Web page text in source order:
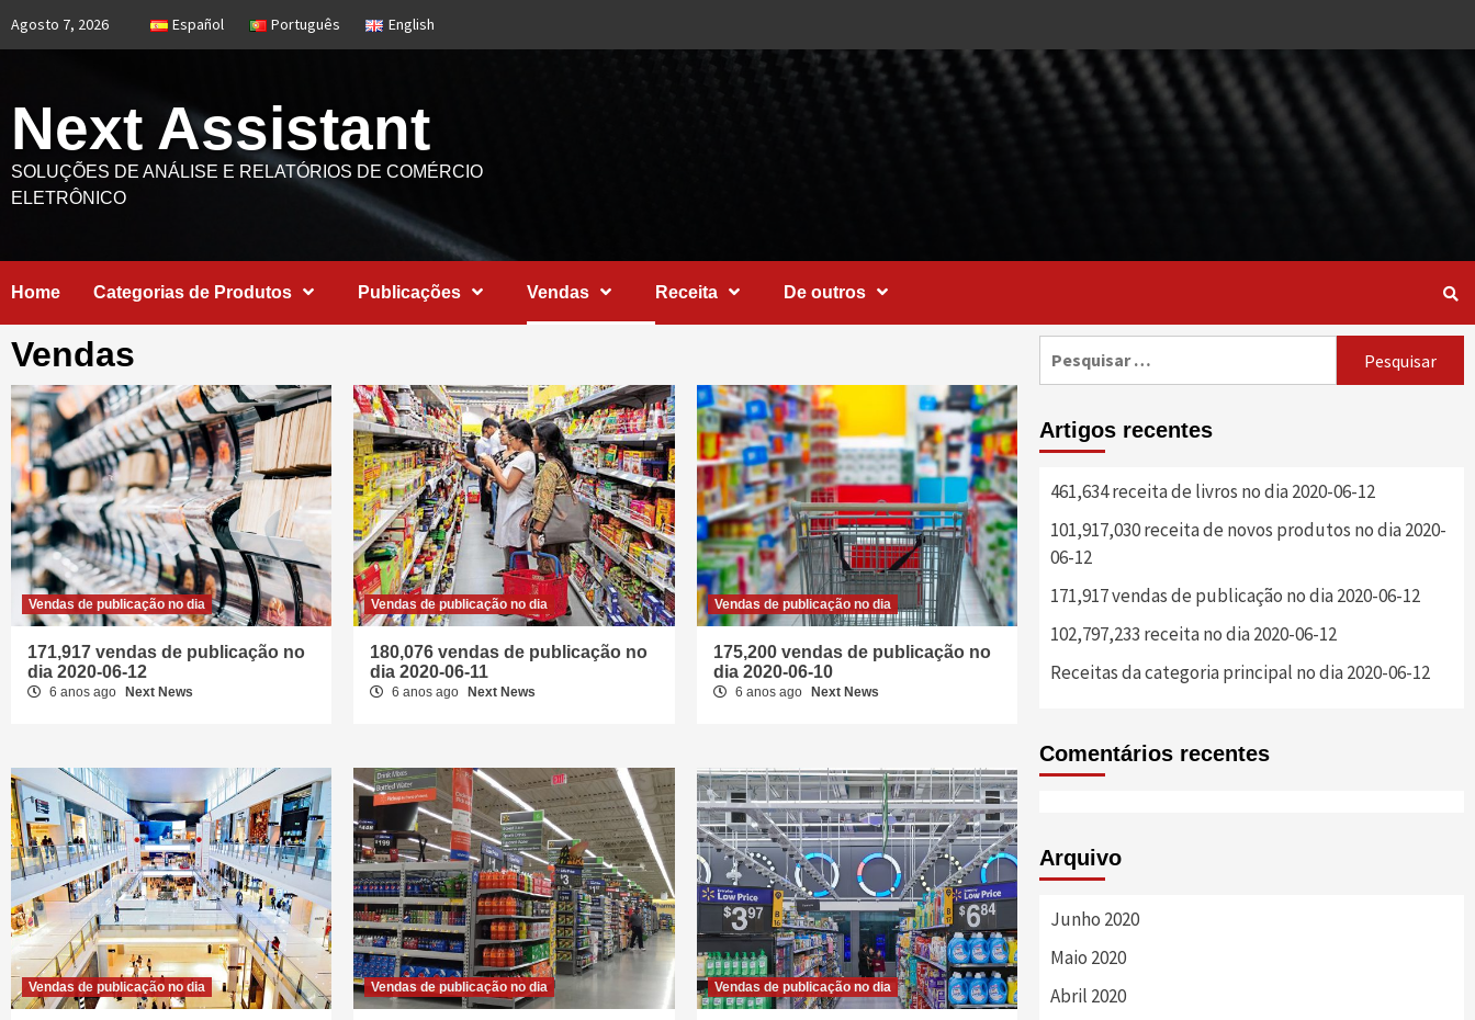
Agosto 7, 2026 Español Português English
Next Assistant
SOLUÇÕES DE ANÁLISE E RELATÓRIOS DE COMÉRCIO
ELETRÔNICO
Home Categorias de Produtos Publicações Vendas Receita De outros
Vendas
Vendas de publicação no dia
171,917 vendas de publicação no
dia 2020-06-12
6 anos ago Next News
Vendas de publicação no dia
180,076 vendas de publicação no
dia 2020-06-11
6 anos ago Next News
Vendas de publicação no dia
175,200 vendas de publicação no
dia 2020-06-10
6 anos ago Next News
Vendas de publicação no dia Vendas de publicação no dia Vendas de publicação no dia
Artigos recentes
461,634 receita de livros no dia 2020-06-12
101,917,030 receita de novos produtos no dia 2020-
06-12
171,917 vendas de publicação no dia 2020-06-12
102,797,233 receita no dia 2020-06-12
Receitas da categoria principal no dia 2020-06-12
Comentários recentes
Arquivo
Junho 2020
Maio 2020
Abril 2020